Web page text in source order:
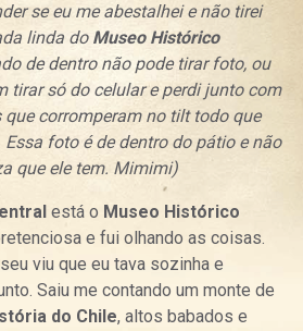
se eu me abestalhei e não tirei
linda do Museo Histórico
de dentro não pode tirar foto, ou
tirar só do celular e perdi junto com
corromperam no tilt todo que
Essa foto é de dentro do pátio e não
que ele tem. Mimimi)
está o Museo Histórico
e fui olhando as coisas.
viu que eu tava sozinha e
Saiu me contando um monte de
do Chile, altos babados e